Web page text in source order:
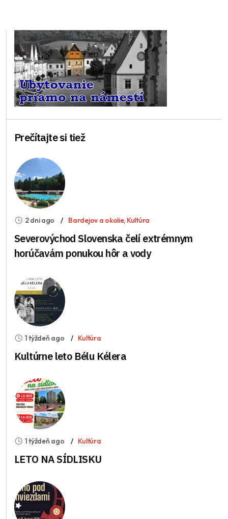
Prečítajte si tiež
2 dni ago Bardejov a okolie, Kultúra
Severovýchod Slovenska čelí extrémnym
horúčavám ponukou hôr a vody
1 týždeň ago Kultúra
Kultúrne leto Bélu Kélera
1 týždeň ago Kultúra
LETO NA SÍDLISKU